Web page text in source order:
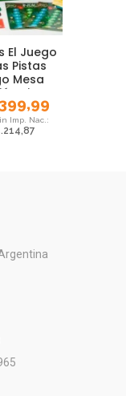
El Juego
Pistas
Mesa
Bisonte